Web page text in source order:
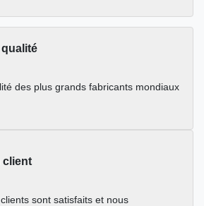
des plus grands fabricants mondiaux
client
sont satisfaits et nous